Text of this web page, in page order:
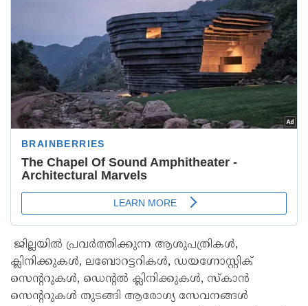
ജില്ലയിൽ പ്രവർത്തിക്കുന്ന ആശുപത്രികൾ,
ക്ലിനിക്കുകൾ, ലബോറട്ടറികൾ, ഡയഗ്നോസ്റ്റിക്
സെന്ററുകൾ, ഡെന്റൽ ക്ലിനിക്കുകൾ, സ്കാൻ
സെന്ററുകൾ തുടങ്ങി ആരോഗ്യ സേവനങ്ങൾ